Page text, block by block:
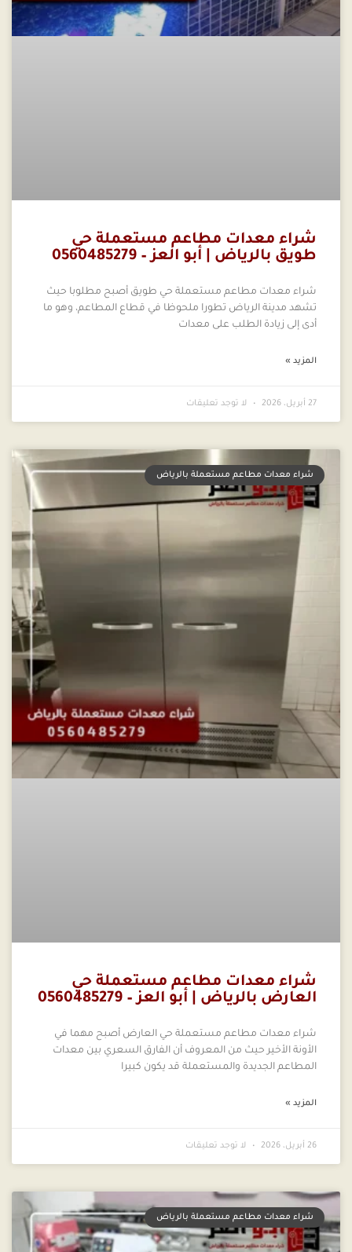
شراء معدات مطاعم مستعملة حي
طويق بالرياض | أبو العز – 0560485279
شراء معدات مطاعم مستعملة حي طويق أصبح مطلوبا حيث
تشهد مدينة الرياض تطورا ملحوظا في قطاع المطاعم، وهو ما
أدى إلى زيادة الطلب على معدات
المزيد »
27 أبريل، 2026 لا توجد تعليقات
شراء معدات مطاعم مستعملة بالرياض
شراء معدات مطاعم مستعملة حي
العارض بالرياض | أبو العز – 0560485279
شراء معدات مطاعم مستعملة حي العارض أصبح مهما في
الأونة الأخير حيث من المعروف أن الفارق السعري بين معدات
المطاعم الجديدة والمستعملة قد يكون كبيرا
المزيد »
26 أبريل، 2026 لا توجد تعليقات
شراء معدات مطاعم مستعملة بالرياض